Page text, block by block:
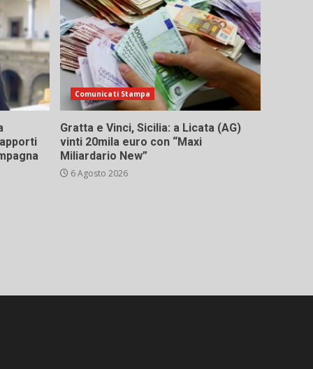
Comunicati Stampa
Gratta e Vinci, Sicilia: a Licata (AG)
vinti 20mila euro con “Maxi
Miliardario New”
6 Agosto 2026